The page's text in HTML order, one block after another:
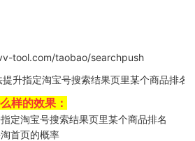
tool.com/taobao/searchpush
提升指定淘宝号搜索结果页里某个商品排
样的效果：
定淘宝号搜索结果页里某个商品排名
首页的概率